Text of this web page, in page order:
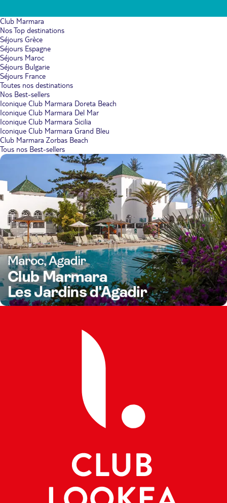
Club Marmara
Nos Top destinations
Séjours Grèce
Séjours Espagne
Séjours Maroc
Séjours Bulgarie
Séjours France
Toutes nos destinations
Nos Best-sellers
Iconique Club Marmara Doreta Beach
Iconique Club Marmara Del Mar
Iconique Club Marmara Sicilia
Iconique Club Marmara Grand Bleu
Club Marmara Zorbas Beach
Tous nos Best-sellers